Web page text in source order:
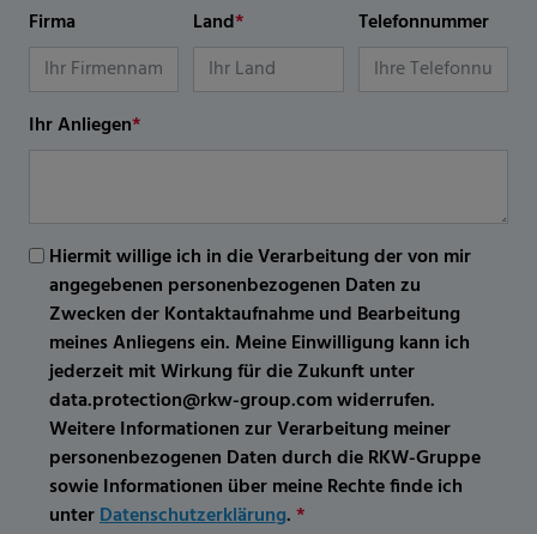
Firma Land* Telefonnummer
Ihr Anliegen*
Hiermit willige ich in die Verarbeitung der von mir
angegebenen personenbezogenen Daten zu
Zwecken der Kontaktaufnahme und Bearbeitung
meines Anliegens ein. Meine Einwilligung kann ich
jederzeit mit Wirkung für die Zukunft unter
data.protection@rkw-group.com widerrufen.
Weitere Informationen zur Verarbeitung meiner
personenbezogenen Daten durch die RKW-Gruppe
sowie Informationen über meine Rechte finde ich
unterDatenschutzerklärung.*